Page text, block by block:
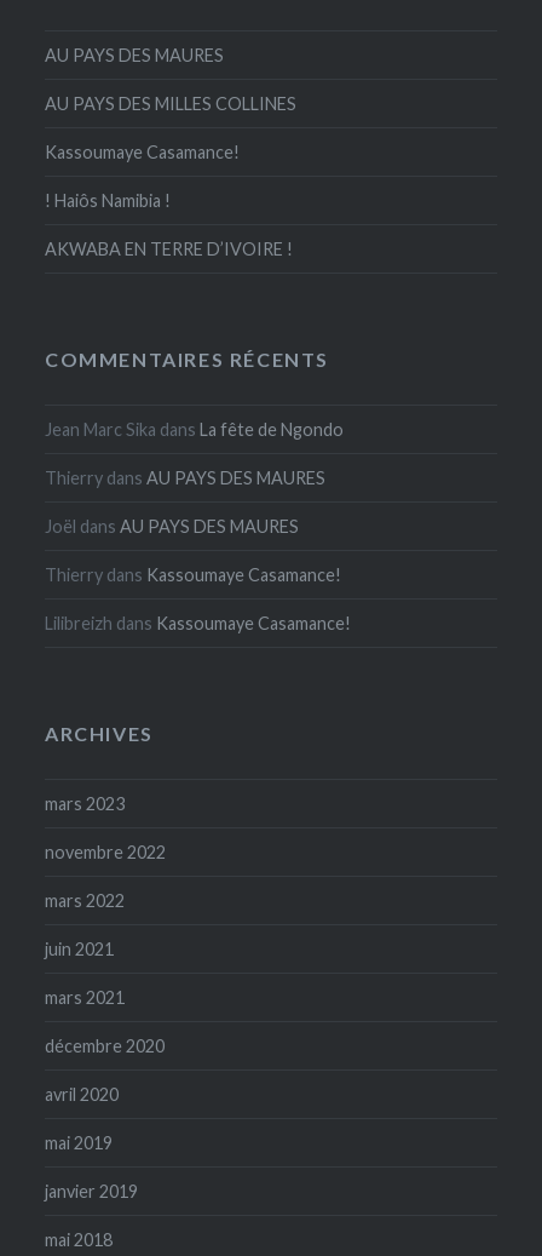
AU PAYS DES MAURES
AU PAYS DES MILLES COLLINES
Kassoumaye Casamance!
! Haiôs Namibia !
AKWABA EN TERRE D’IVOIRE !
COMMENTAIRES RÉCENTS
Jean Marc Sika dansLa fête de Ngondo
Thierry dansAU PAYS DES MAURES
Joël dansAU PAYS DES MAURES
Thierry dans Kassoumaye Casamance!
Lilibreizh dans Kassoumaye Casamance!
ARCHIVES
mars 2023
novembre 2022
mars 2022
juin 2021
mars 2021
décembre 2020
avril 2020
mai 2019
janvier 2019
mai 2018